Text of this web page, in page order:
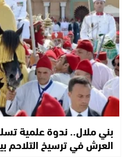
بني ملال.. ندوة علمية
العرش في ترسيخ